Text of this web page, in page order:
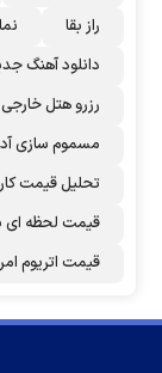
راز بقا
دانلود آهنگ
رزرو هتل خارجی
مسموم سازی
تحلیل قیمت
قیمت لحظه ای
قیمت اتریوم